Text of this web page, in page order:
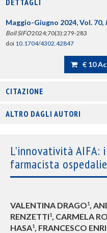
DETTAGLI
Maggio-Giugno 2024, Vol. 70,
Boll SIFO2024;70(3):279-283
doi 10.1704/4302.42847
€ 10
CITAZIONE
ALTRO DAGLI AUTORI
L’innovatività
farmacista
VALENTINA DRAGO1,
RENZETTI1, CARMELA
HASA1, FRANCESCO